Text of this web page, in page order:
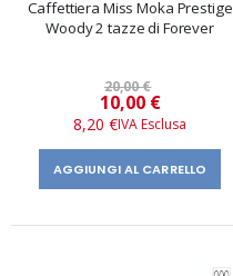
Caffettiera Miss Moka Prestige
Woody 2 tazze di Forever
20,00 €
Prezzo
speciale
10,00 €
8,20 €
AGGIUNGI AL CARRELLO